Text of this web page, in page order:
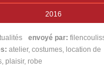
2016
envoyé par:
atelier, costumes, location de
, plaisir, robe